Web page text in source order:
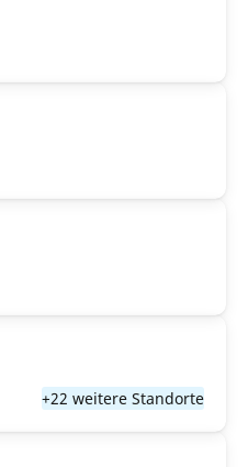
+22 weitere Standorte